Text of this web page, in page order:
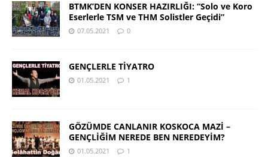
BTMK’DEN KONSER HAZIRLIĞI: “Solo ve Koro
Eserlerle TSM ve THM Solistler Geçidi”
07.05.2021 0
GENÇLERLE TİYATRO
01.05.2021 1
GÖZÜMDE CANLANIR KOSKOCA MAZİ –
GENÇLİĞİM NEREDE BEN NEREDEYİM?
01.05.2021 1